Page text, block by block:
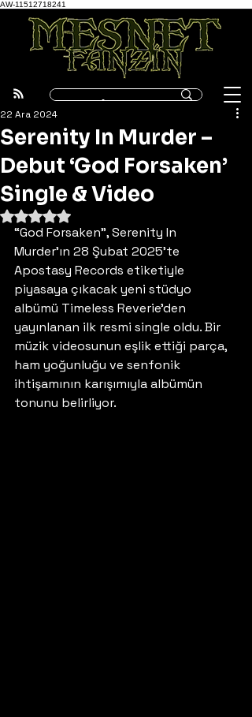
AW-11512718241
Serenity In Murder –
Debut ‘God Forsaken’
Single & Video
22 Ara 2024
5 üzerinden NaN yıldız
“God Forsaken”, Serenity In
Murder’ın 28 Şubat 2025’te
Apostasy Records etiketiyle
piyasaya çıkacak yeni stüdyo
albümü Timeless Reverie’den
yayınlanan ilk resmi single oldu. Bir
müzik videosunun eşlik ettiği parça,
ham yoğunluğu ve senfonik
ihtişamının karışımıyla albümün
tonunu belirliyor.